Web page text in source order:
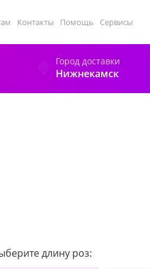
Контакты Помощь Сервисы
Город доставки
Нижнекамск
длину роз: